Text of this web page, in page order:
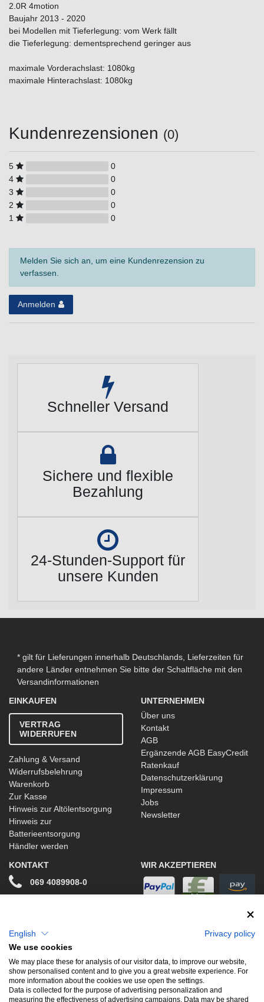
2.0R 4motion
Baujahr 2013 - 2020
bei Modellen mit Tieferlegung: vom Werk fällt
die Tieferlegung: dementsprechend geringer aus
maximale Vorderachslast: 1080kg
maximale Hinterachslast: 1080kg
Kundenrezensionen (0)
5
0
4
0
3
0
2
0
1
0
Melden Sie sich an, um eine Kundenrezension zu
verfassen.
Anmelden
Schneller Versand
Sichere und flexible
Bezahlung
24-Stunden-Support für
unsere Kunden
* gilt für Lieferungen innerhalb Deutschlands, Lieferzeiten für
andere Länder entnehmen Sie bitte der Schaltfläche mit den
Versandinformationen
EINKAUFEN
VERTRAG
WIDERRUFEN
Zahlung & Versand
Widerrufsbelehrung
Warenkorb
Zur Kasse
Hinweis zur Altölentsorgung
Hinweis zur
Batterieentsorgung
Händler werden
UNTERNEHMEN
Über uns
Kontakt
AGB
Ergänzende AGB EasyCredit
Ratenkauf
Datenschutzerklärung
Impressum
Jobs
Newsletter
KONTAKT
069 4089908-0
Facebook
Instagram
WIR AKZEPTIEREN
English
Privacy policy
We use cookies
We may place these for analysis of our visitor data, to improve our website,
show personalised content and to give you a great website experience. For
more information about the cookies we use open the settings.
Data is collected for the purpose of advertising personalization and
measuring the effectiveness of advertising campaigns. Data may be shared